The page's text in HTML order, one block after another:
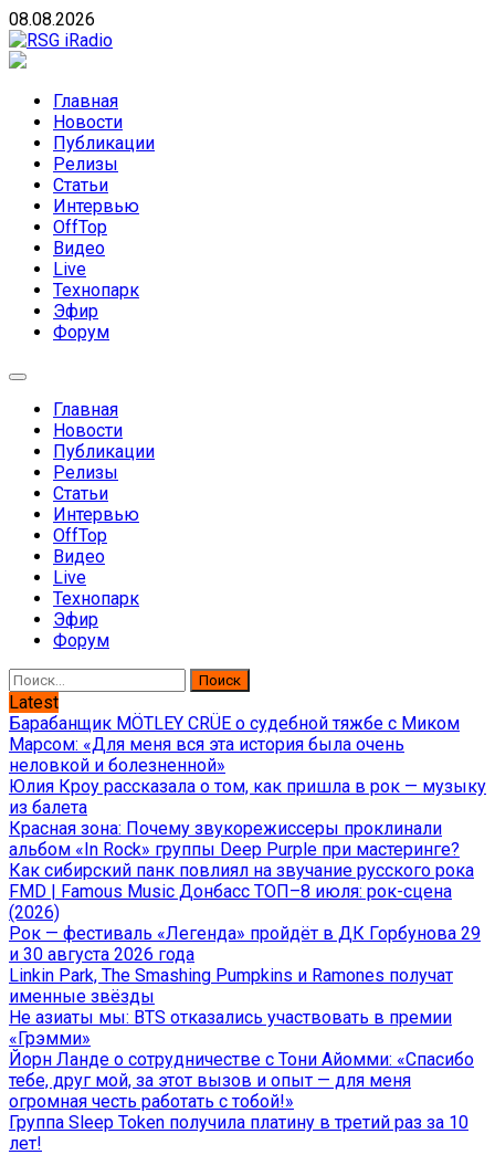
Skip
to
content
08.08.2026
направлений без возрастных ограничений
Главная
Новости
Публикации
Релизы
Статьи
Интервью
OffTop
Видео
Live
Технопарк
Эфир
Форум
Главная
Новости
Публикации
Релизы
Статьи
Интервью
OffTop
Видео
Live
Технопарк
Эфир
Форум
Найти:
Latest
Барабанщик MÖTLEY CRÜE о судебной тяжбе с Миком
Марсом: «Для меня вся эта история была очень
неловкой и болезненной»
Юлия Кроу рассказала о том, как пришла в рок — музыку
из балета
Красная зона: Почему звукорежиссеры проклинали
альбом «In Rock» группы Deep Purple при мастеринге?
Как сибирский панк повлиял на звучание русского рока
FMD | Famous Music Донбасс ТОП–8 июля: рок-сцена
(2026)
Рок — фестиваль «Легенда» пройдёт в ДК Горбунова 29
и 30 августа 2026 года
Linkin Park, The Smashing Pumpkins и Ramones получат
именные звёзды
Не азиаты мы: BTS отказались участвовать в премии
«Грэмми»
Йорн Ланде о сотрудничестве с Тони Айомми: «Спасибо
тебе, друг мой, за этот вызов и опыт — для меня
огромная честь работать с тобой!»
Группа Sleep Token получила платину в третий раз за 10
лет!